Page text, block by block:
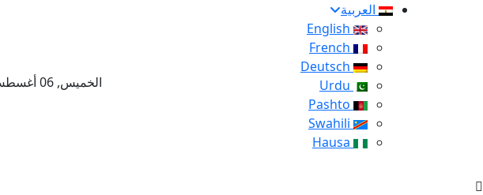
العربية
الخميس, 06 أغسطس 2026 – 23 صفر 1448 هـ